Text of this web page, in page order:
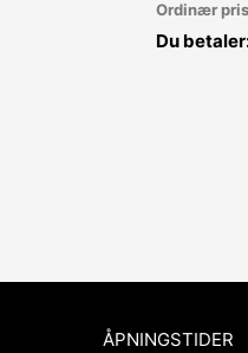
Ordinær
Du
ÅPNINGSTIDER​